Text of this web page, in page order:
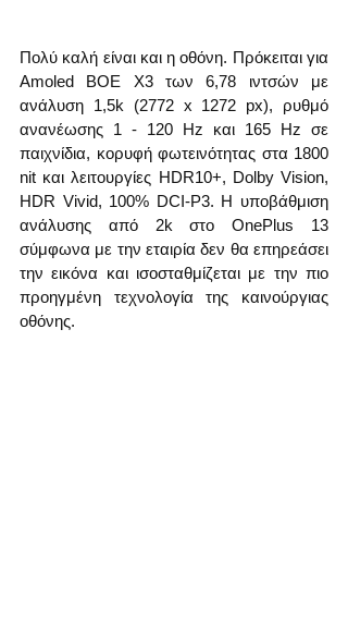
Πολύ καλή είναι και η οθόνη. Πρόκειται για
Amoled BOE X3 των 6,78 ιντσών με
ανάλυση 1,5k (2772 х 1272 px), ρυθμό
ανανέωσης 1 - 120 Hz και 165 Hz σε
παιχνίδια, κορυφή φωτεινότητας στα 1800
nit και λειτουργίες HDR10+, Dolby Vision,
HDR Vivid, 100% DCI-P3. Η υποβάθμιση
ανάλυσης από 2k στο OnePlus 13
σύμφωνα με την εταιρία δεν θα επηρεάσει
την εικόνα και ισοσταθμίζεται με την πιο
προηγμένη τεχνολογία της καινούργιας
οθόνης.